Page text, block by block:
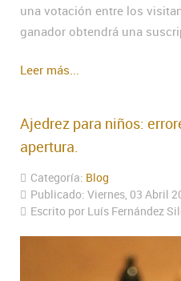
una votación entre los
ganador obtendrá una
Leer más...
Ajedrez para niños:
apertura.
Categoría: Blog
Publicado: Viernes, 03 Abril
Escrito por Luís Fernández